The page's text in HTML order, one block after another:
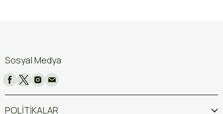
Sosyal Medya
POLİTİKALAR